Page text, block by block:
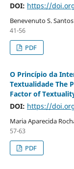
DOI: https://
Benevenuto S. Santos
41-56
PDF
O Princípio da
Textualidade The
Factor of
DOI: https://
Maria Aparecida
57-63
PDF